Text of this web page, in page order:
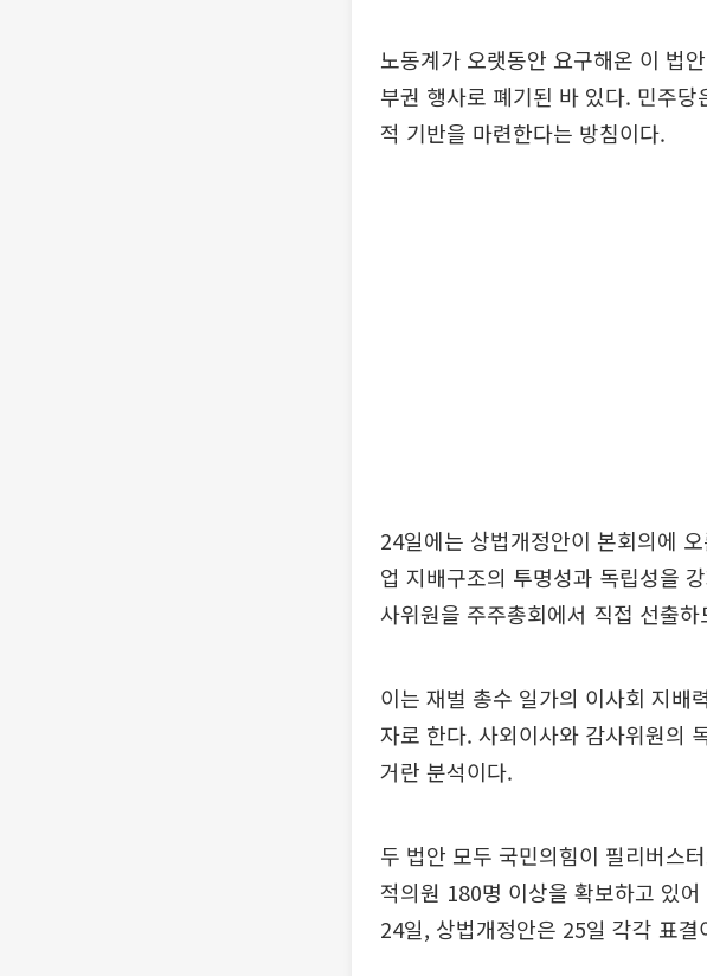
노동계가 오랫동안 요구해온 이 법
부권 행사로 폐기된 바 있다. 민주
적 기반을 마련한다는 방침이다.
24일에는 상법개정안이 본회의에
업 지배구조의 투명성과 독립성을
사위원을 주주총회에서 직접 선출
이는 재벌 총수 일가의 이사회 지배
자로 한다. 사외이사와 감사위원의
거란 분석이다.
두 법안 모두 국민의힘이 필리버스
적의원 180명 이상을 확보하고 있
24일, 상법개정안은 25일 각각 표결